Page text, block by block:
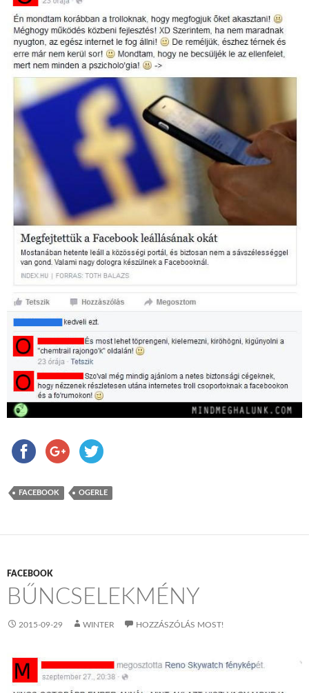
FACEBOOK OGERLE
FACEBOOK
BŰNCSELEKMÉNY
2015-09-29 WINTER HOZZÁSZÓLÁS MOST!